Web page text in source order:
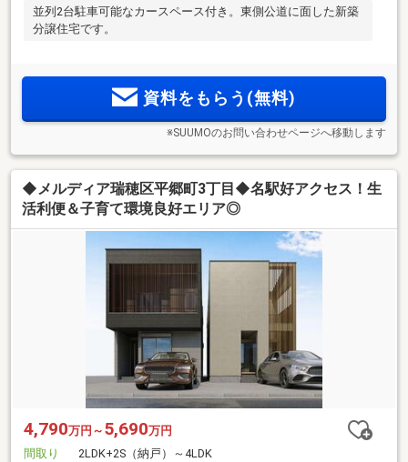
並列2台駐車可能なカースペース付き。東側公道に面した新築
分譲住宅です。
資料をもらう(無料)
※SUUMOのお問い合わせページへ移動します
◆メルディア瑞穂区平郷町3丁目◆名駅好アクセス！生
活利便＆子育て環境良好エリア◎
4,790万円～ 5,690万円
間取り
2LDK+2S（納戸）～4LDK